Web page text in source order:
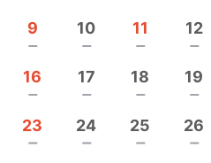
季節講習及び小学ぜんけ
す。
【英数（国理社）中学生コ
中2:週3回 (120分×月12回)
9
remove
10
remove
11
remove
12
remove
16
remove
17
remove
18
remove
19
remove
23
remove
24
remove
25
remove
26
remove